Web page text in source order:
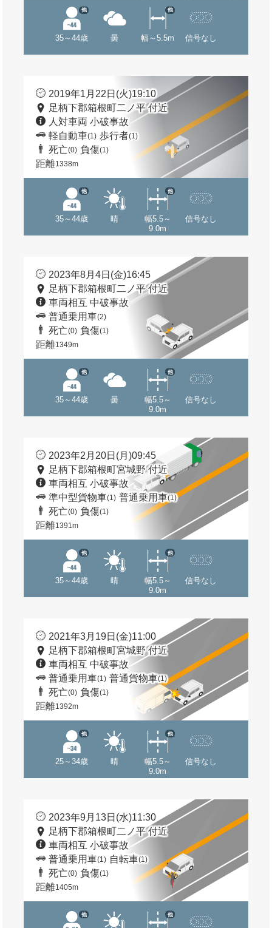
35～44歳
他
曇 幅～5.5m
他
信号なし
2019年1月22日(火)19:10
足柄下郡箱根町二ノ平 付近
人対車両 小破事故
軽自動車(1) 歩行者(1)
死亡(0) 負傷(1)
距離1338m
35～44歳
他
晴
幅5.5～
9.0m
他
信号なし
2023年8月4日(金)16:45
足柄下郡箱根町二ノ平 付近
車両相互 中破事故
普通乗用車(2)
死亡(0) 負傷(1)
距離1349m
35～44歳
他
曇
幅5.5～
9.0m
他
信号なし
2023年2月20日(月)09:45
足柄下郡箱根町宮城野 付近
車両相互 小破事故
準中型貨物車(1) 普通乗用車(1)
死亡(0) 負傷(1)
距離1391m
35～44歳
他
晴
幅5.5～
9.0m
他
信号なし
2021年3月19日(金)11:00
足柄下郡箱根町宮城野 付近
車両相互 中破事故
普通乗用車(1) 普通貨物車(1)
死亡(0) 負傷(1)
距離1392m
25～34歳
他
晴
幅5.5～
9.0m
他
信号なし
2023年9月13日(水)11:30
足柄下郡箱根町二ノ平 付近
車両相互 小破事故
普通乗用車(1) 自転車(1)
死亡(0) 負傷(1)
距離1405m
他 他